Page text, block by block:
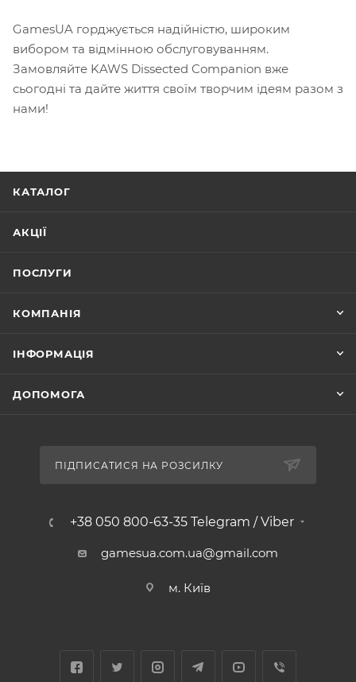
GamesUA горджується надійністю, широким
вибором та відмінною обслуговуванням.
Замовляйте KAWS Dissected Companion вже
сьогодні та дайте життя своїм творчим ідеям разом з
нами!
КАТАЛОГ
АКЦІЇ
ПОСЛУГИ
КОМПАНІЯ
ІНФОРМАЦІЯ
ДОПОМОГА
ПІДПИСАТИСЯ НА РОЗСИЛКУ
+38 050 800-63-35 Telegram / Viber
gamesua.com.ua@gmail.com
м. Київ